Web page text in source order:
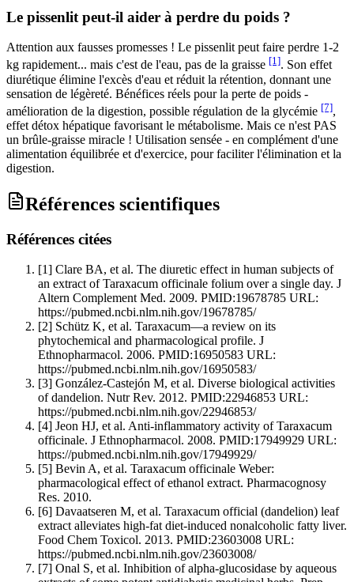
Le pissenlit peut-il aider à perdre du poids ?
Attention aux fausses promesses ! Le pissenlit peut faire perdre 1-2
kg rapidement... mais c'est de l'eau, pas de la graisse [1]. Son effet
diurétique élimine l'excès d'eau et réduit la rétention, donnant une
sensation de légèreté. Bénéfices réels pour la perte de poids -
amélioration de la digestion, possible régulation de la glycémie [7],
effet détox hépatique favorisant le métabolisme. Mais ce n'est PAS
un brûle-graisse miracle ! Utilisation sensée - en complément d'une
alimentation équilibrée et d'exercice, pour faciliter l'élimination et la
digestion.
Références scientifiques
Références citées
[1] Clare BA, et al. The diuretic effect in human subjects of
an extract of Taraxacum officinale folium over a single day. J
Altern Complement Med. 2009. PMID:19678785 URL:
https://pubmed.ncbi.nlm.nih.gov/19678785/
[2] Schütz K, et al. Taraxacum—a review on its
phytochemical and pharmacological profile. J
Ethnopharmacol. 2006. PMID:16950583 URL:
https://pubmed.ncbi.nlm.nih.gov/16950583/
[3] González-Castejón M, et al. Diverse biological activities
of dandelion. Nutr Rev. 2012. PMID:22946853 URL:
https://pubmed.ncbi.nlm.nih.gov/22946853/
[4] Jeon HJ, et al. Anti-inflammatory activity of Taraxacum
officinale. J Ethnopharmacol. 2008. PMID:17949929 URL:
https://pubmed.ncbi.nlm.nih.gov/17949929/
[5] Bevin A, et al. Taraxacum officinale Weber:
pharmacological effect of ethanol extract. Pharmacognosy
Res. 2010.
[6] Davaatseren M, et al. Taraxacum official (dandelion) leaf
extract alleviates high-fat diet-induced nonalcoholic fatty liver.
Food Chem Toxicol. 2013. PMID:23603008 URL:
https://pubmed.ncbi.nlm.nih.gov/23603008/
[7] Onal S, et al. Inhibition of alpha-glucosidase by aqueous